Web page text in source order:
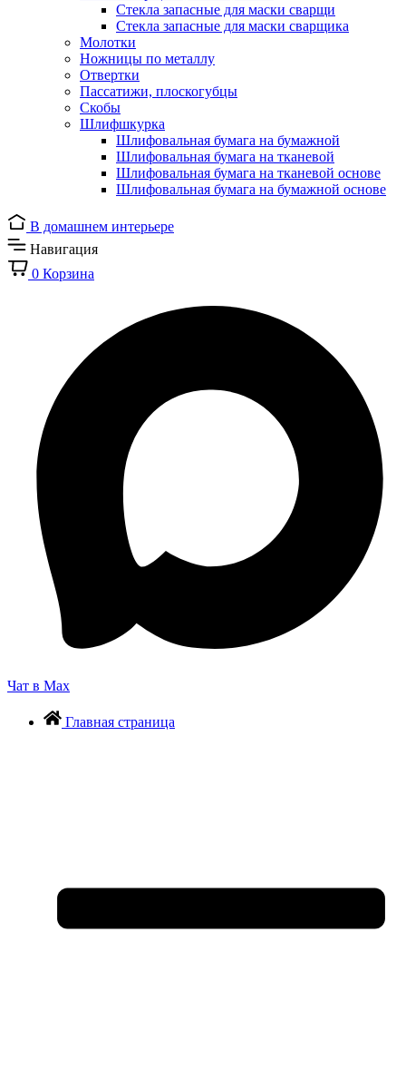
Стекла запасные для маски сварщи
Стекла запасные для маски сварщика
Молотки
Ножницы по металлу
Отвертки
Пассатижи, плоскогубцы
Скобы
Шлифшкурка
Шлифовальная бумага на бумажной
Шлифовальная бумага на тканевой
Шлифовальная бумага на тканевой основе
Шлифовальная бумага на бумажной основе
В домашнем интерьере
Навигация
0 Корзина
Чат в Max
Главная страница